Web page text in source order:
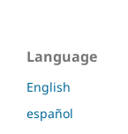
Language
English
español